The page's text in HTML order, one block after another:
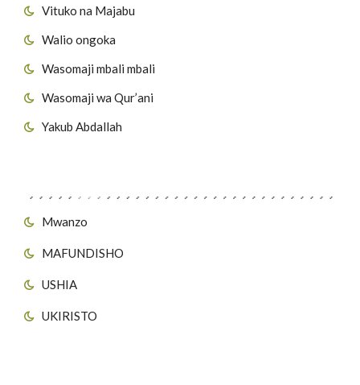
Vituko na Majabu
Walio ongoka
Wasomaji mbali mbali
Wasomaji wa Qur’ani
Yakub Abdallah
Mwanzo
MAFUNDISHO
USHIA
UKIRISTO